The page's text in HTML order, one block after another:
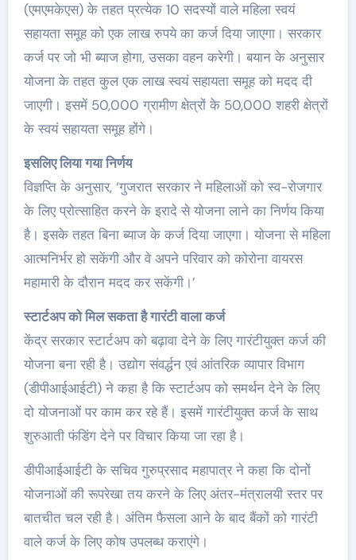
(एमएमकेएस) के तहत प्रत्येक 10 सदस्यों वाले महिला स्वयं
सहायता समूह को एक लाख रुपये का कर्ज दिया जाएगा। सरकार
कर्ज पर जो भी ब्याज होगा, उसका वहन करेगी। बयान के अनुसार
योजना के तहत कुल एक लाख स्वयं सहायता समूह को मदद दी
जाएगी। इसमें 50,000 ग्रामीण क्षेत्रों के 50,000 शहरी क्षेत्रों
के स्वयं सहायता समूह होंगे।
इसलिए लिया गया निर्णय
विज्ञप्ति के अनुसार, ‘गुजरात सरकार ने महिलाओं को स्व-रोजगार
के लिए प्रोत्साहित करने के इरादे से योजना लाने का निर्णय किया
है। इसके तहत बिना ब्याज के कर्ज दिया जाएगा। योजना से महिला
आत्मनिर्भर हो सकेंगी और वे अपने परिवार को कोरोना वायरस
महामारी के दौरान मदद कर सकेंगी।’
स्टार्टअप को मिल सकता है गारंटी वाला कर्ज
केंद्र सरकार स्टार्टअप को बढ़ावा देने के लिए गारंटीयुक्त कर्ज की
योजना बना रही है। उद्योग संवर्द्धन एवं आंतरिक व्यापार विभाग
(डीपीआईआईटी) ने कहा है कि स्टार्टअप को समर्थन देने के लिए
दो योजनाओं पर काम कर रहे हैं। इसमें गारंटीयुक्त कर्ज के साथ
शुरुआती फंडिंग देने पर विचार किया जा रहा है।
डीपीआईआईटी के सचिव गुरुप्रसाद महापात्र ने कहा कि दोनों
योजनाओं की रूपरेखा तय करने के लिए अंतर-मंत्रालयी स्तर पर
बातचीत चल रही है। अंतिम फैसला आने के बाद बैंकों को गारंटी
वाले कर्ज के लिए कोष उपलब्ध कराएंगे।